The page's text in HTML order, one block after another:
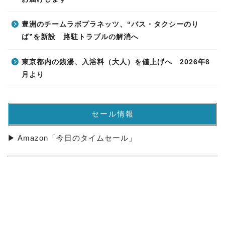
豊洲のチームラボプラネッツ、“バス・タクシーのり
ば”を新設 路駐トラブルの解消へ
東京都内の銭湯、入浴料（大人）を値上げへ 2026年8
月より
セール情報
▶ Amazon「今日のタイムセール」